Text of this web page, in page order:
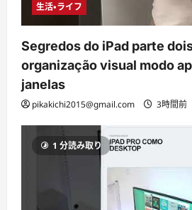
生活・ライフ
Segredos do iPad parte
organização visual modo
janelas
pikakichi2015@gmail.com 3時間前
1 分読み取り